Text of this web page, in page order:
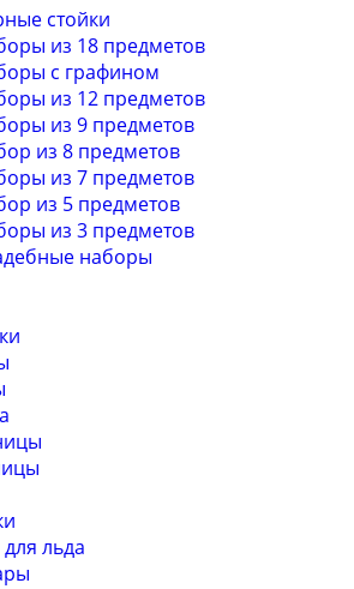
стойки
из 18 предметов
с графином
из 12 предметов
из 9 предметов
из 8 предметов
из 7 предметов
из 5 предметов
из 3 предметов
наборы
льда